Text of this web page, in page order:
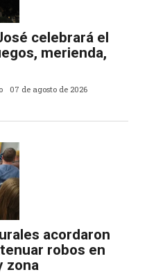
celebrará el
merienda,
07 de agosto de 2026
acordaron
robos en
zona